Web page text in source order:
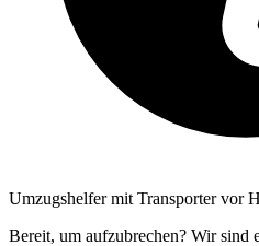
Umzugshelfer mit Transporter vor
Bereit, um aufzubrechen? Wir sind